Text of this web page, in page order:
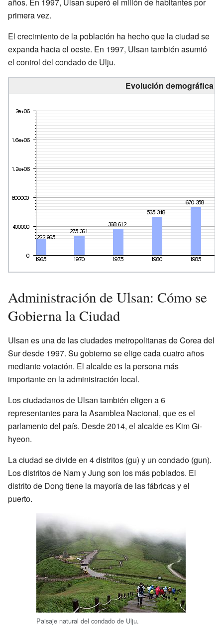
años. En 1997, Ulsan superó el millón de habitantes por
primera vez.
El crecimiento de la población ha hecho que la ciudad se
expanda hacia el oeste. En 1997, Ulsan también asumió
el control del condado de Ulju.
Evolución demográfica
Administración de Ulsan: Cómo se
Gobierna la Ciudad
Ulsan es una de las ciudades metropolitanas de Corea del
Sur desde 1997. Su gobierno se elige cada cuatro años
mediante votación. El alcalde es la persona más
importante en la administración local.
Los ciudadanos de Ulsan también eligen a 6
representantes para la Asamblea Nacional, que es el
parlamento del país. Desde 2014, el alcalde es Kim Gi-
hyeon.
La ciudad se divide en 4 distritos (gu) y un condado (gun).
Los distritos de Nam y Jung son los más poblados. El
distrito de Dong tiene la mayoría de las fábricas y el
puerto.
Paisaje natural del condado de Ulju.